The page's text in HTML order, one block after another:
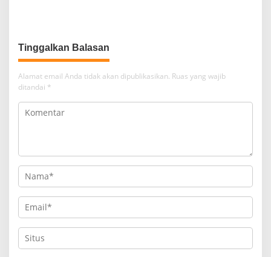
Tinggalkan Balasan
Alamat email Anda tidak akan dipublikasikan. Ruas yang wajib
ditandai *